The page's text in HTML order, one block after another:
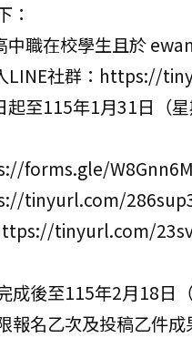
：
中職在校學生且於
LINE社群：https://
至115年1月31日（星
forms.gle/
tinyurl.com/
tinyurl.com/
成後至115年2月18日
報名乙次及投稿乙件成